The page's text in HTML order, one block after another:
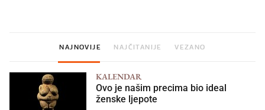
NAJNOVIJE NAJČITANIJE VEZANO
KALENDAR
Ovo je našim precima bio ideal
ženske ljepote